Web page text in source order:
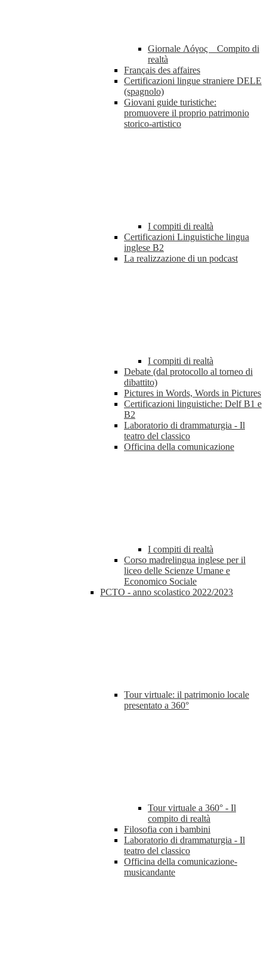
Giornale Λóγος _ Compito di
realtà
Français des affaires
Certificazioni lingue straniere DELE
(spagnolo)
Giovani guide turistiche:
promuovere il proprio patrimonio
storico-artistico
I compiti di realtà
Certificazioni Linguistiche lingua
inglese B2
La realizzazione di un podcast
I compiti di realtà
Debate (dal protocollo al torneo di
dibattito)
Pictures in Words, Words in Pictures
Certificazioni linguistiche: Delf B1 e
B2
Laboratorio di drammaturgia - Il
teatro del classico
Officina della comunicazione
I compiti di realtà
Corso madrelingua inglese per il
liceo delle Scienze Umane e
Economico Sociale
PCTO - anno scolastico 2022/2023
Tour virtuale: il patrimonio locale
presentato a 360°
Tour virtuale a 360° - Il
compito di realtà
Filosofia con i bambini
Laboratorio di drammaturgia - Il
teatro del classico
Officina della comunicazione-
musicandante